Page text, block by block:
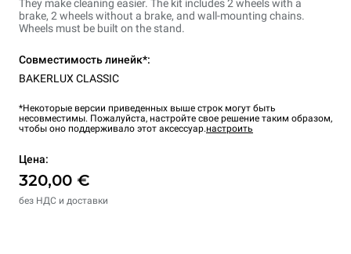
They make cleaning easier. The kit includes 2 wheels with a
brake, 2 wheels without a brake, and wall-mounting chains.
Wheels must be built on the stand.
Совместимость линейк*:
BAKERLUX CLASSIC
*Некоторые версии приведенных выше строк могут быть
несовместимы. Пожалуйста, настройте свое решение таким образом,
чтобы оно поддерживало этот аксессуар.настроить
Цена:
320,00 €
без НДС и доставки